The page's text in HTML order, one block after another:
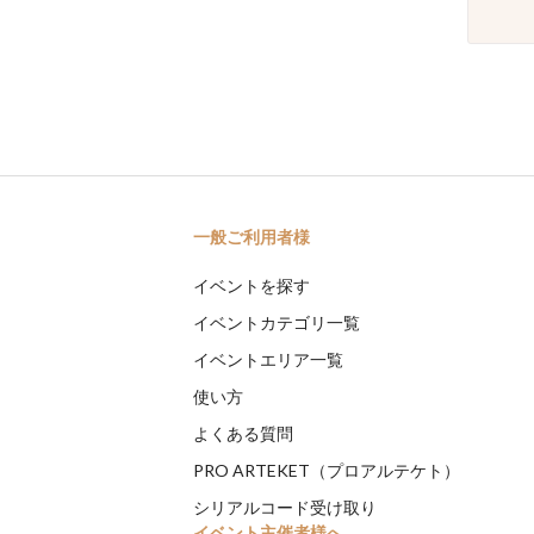
一般ご利用者様
イベントを探す
イベントカテゴリ一覧
イベントエリア一覧
使い方
よくある質問
PRO ARTEKET（プロアルテケト）
シリアルコード受け取り